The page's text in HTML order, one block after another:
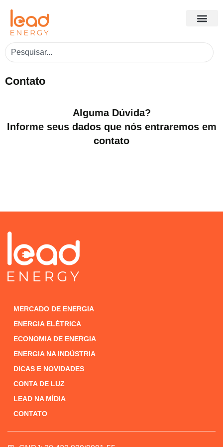
Contato
Alguma Dúvida?
Informe seus dados que nós entraremos em
contato
MERCADO DE ENERGIA
ENERGIA ELÉTRICA
ECONOMIA DE ENERGIA
ENERGIA NA INDÚSTRIA
DICAS E NOVIDADES
CONTA DE LUZ
LEAD NA MÍDIA
CONTATO